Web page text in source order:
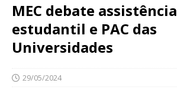
MEC debate assistência
estudantil e PAC das
Universidades
29/05/2024